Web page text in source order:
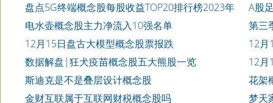
盘点5G终端概念股每股收益TOP20排行榜2023年
第三季度
A股
电水壶概念股主力净流入10强名单
第三
10家
12月15日盘古大模型概念股票报跌
12月
数据解盘|狂犬疫苗概念股五大熊股一览
12月
斯迪克是不是叠层设计概念股
花架
金财互联属于互联网财税概念股吗
梦天